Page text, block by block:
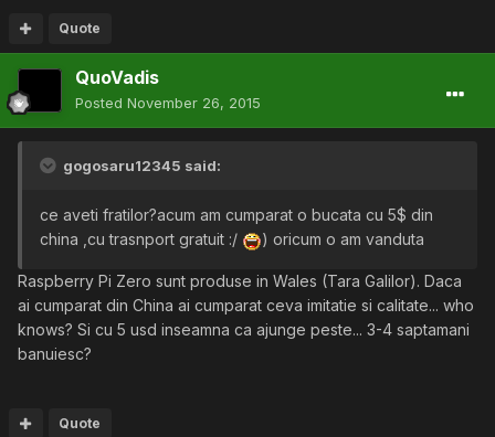
Quote
QuoVadis
Posted November 26, 2015
gogosaru12345 said:
ce aveti fratilor?acum am cumparat o bucata cu 5$ din
china ,cu trasnport gratuit :/
) oricum o am vanduta
Raspberry Pi Zero sunt produse in Wales (Tara Galilor). Daca
ai cumparat din China ai cumparat ceva imitatie si calitate... who
knows? Si cu 5 usd inseamna ca ajunge peste... 3-4 saptamani
banuiesc?
Quote